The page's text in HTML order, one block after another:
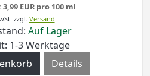
EUR pro 100 ml
zzgl. Versand
Auf Lager
1-3 Werktage
Details